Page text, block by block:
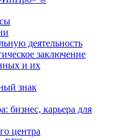
деятельность
заключение
и их
знак
карьера для
центра